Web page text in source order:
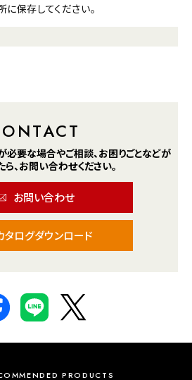
保存してください。
必要な場合やご相談、お困りごとなどが
、お問い合わせください。
お問い合わせ
タログダウンロード
PRODUCTS